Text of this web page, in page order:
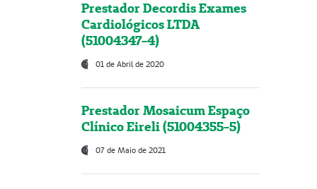
Prestador Decordis Exames
Cardiológicos LTDA
(51004347-4)
01 de Abril de 2020
Prestador Mosaicum Espaço
Clínico Eireli (51004355-5)
07 de Maio de 2021